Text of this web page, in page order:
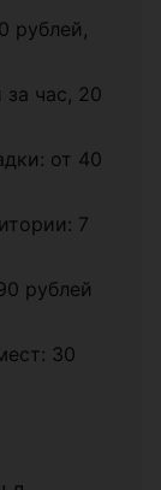
рублей,
за час, 20
от 40
7
рублей
30